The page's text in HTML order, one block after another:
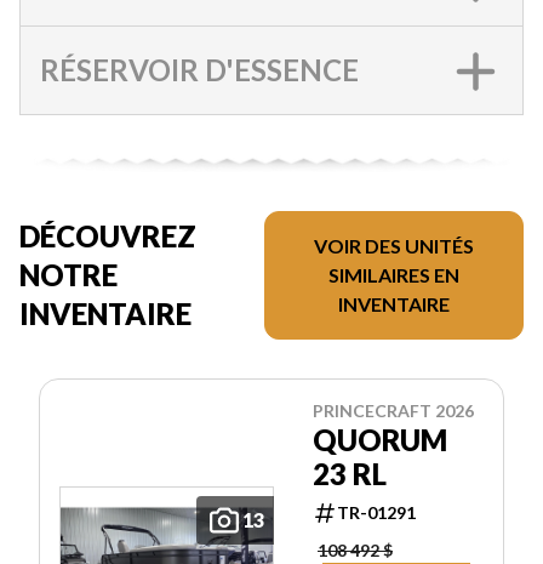
RÉSERVOIR D'ESSENCE
DÉCOUVREZ
NOTRE
INVENTAIRE
VOIR DES UNITÉS
SIMILAIRES EN
INVENTAIRE
13
PRINCECRAFT 2026
QUORUM
23 RL
TR-01291
108 492 $